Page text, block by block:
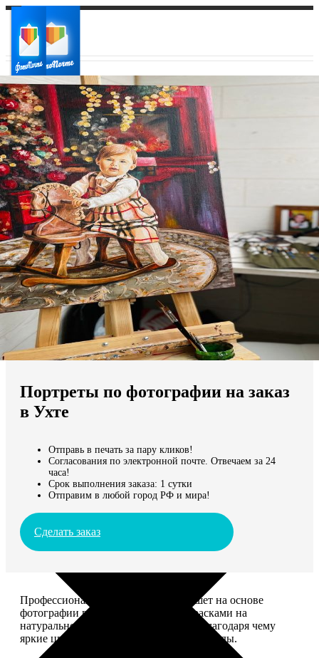
Ваш город:
Ваш регион доставки
Выберите из списка:
Мы доставляем по всему миру
Продолжить без города
Портреты по фотографии на заказ
в Ухте
Отправь в печать за пару кликов!
Согласования по электронной почте. Отвечаем за 24
часа!
Срок выполнения заказа: 1 сутки
Отправим в любой город РФ и мира!
Сделать заказ
Профессиональный художник напишет на основе
фотографии портрет акриловыми красками на
натуральном холсте. Покроет лаком, благодаря чему
яркие цвета будут радовать вас долгие годы.